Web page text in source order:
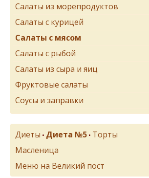
Салаты из морепродуктов
Салаты с курицей
Салаты с мясом
Салаты с рыбой
Салаты из сыра и яиц
Фруктовые салаты
Соусы и заправки
Диеты • Диета №5 • Торты
Масленица
Меню на Великий пост